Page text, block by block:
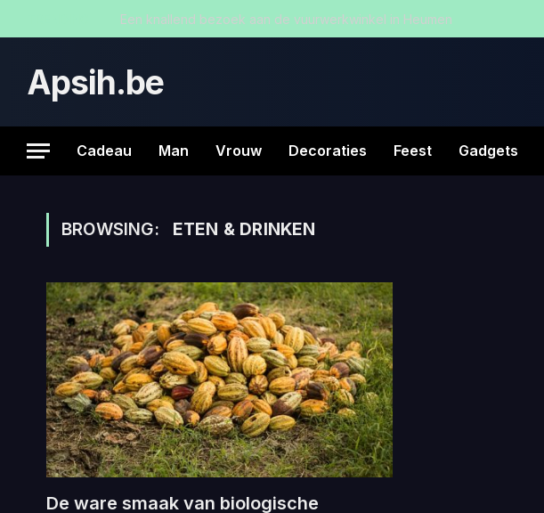
Een knallend bezoek aan de vuurwerkwinkel in Heumen
Apsih.be
Cadeau Man Vrouw Decoraties Feest Gadgets
BROWSING: ETEN & DRINKEN
De ware smaak van biologische